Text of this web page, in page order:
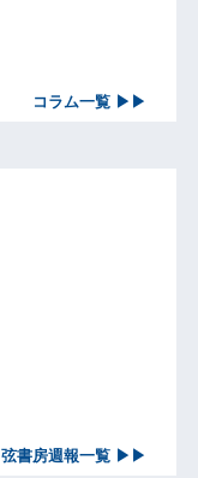
コラム一覧 ▶▶
弦書房週報一覧 ▶▶